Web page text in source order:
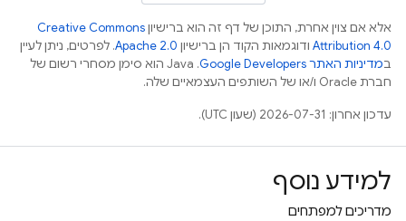
אלא אם צוין אחרת, התוכן של דף זה הוא ברישיוןCreative Commons
Attribution 4.0 ודוגמאות הקוד הן ברישיון Apache 2.0. לפרטים, ניתן לעיין
במדיניות האתר Google Developers‏
.‏ Java הוא סימן מסחרי רשום של
חברת Oracle ו/או של השותפים העצמאיים שלה.
עדכון אחרון: 2026-07-31 (שעון UTC).
למידע נוסף
מדריכים למפתחים